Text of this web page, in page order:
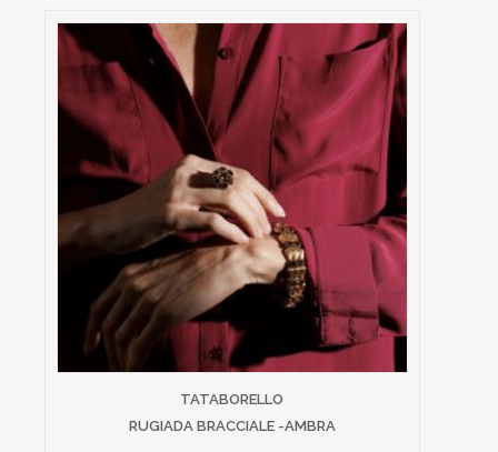
TATABORELLO
RUGIADA BRACCIALE -AMBRA